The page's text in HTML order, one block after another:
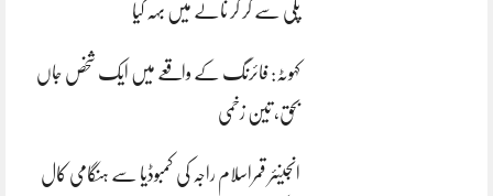
پلی سے گر کر نالے میں بہہ گیا
کہوٹہ: فائرنگ کے واقعے میں ایک شخص جاں
بحق، تین زخمی
انجینئر قمراسلام راجہ کی کمبوڈیا سے ہنگامی کال